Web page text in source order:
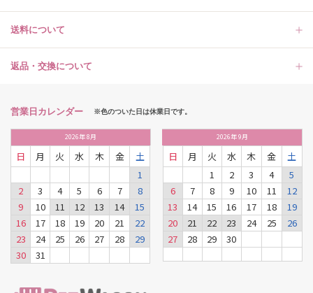
送料について
返品・交換について
営業日カレンダー ※色のついた日は休業日です。
2026年8月
日 月 火 水 木 金
土
1
2
3 4 5 6 7
8
9
10 11 12 13 14
15
16
17 18 19 20 21
22
23
24 25 26 27 28
29
30
31
2026年9月
日 月 火 水 木 金
土
1
2 3 4
5
6
7 8 9 10 11
12
13
14 15 16 17 18
19
20
21 22 23 24 25
26
27
28 29 30